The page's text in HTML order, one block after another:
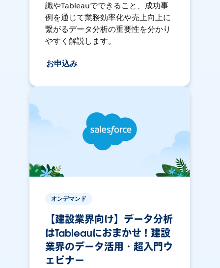
識やTableauでできること、成功事
例を通じて業務効率化や売上向上に
繋がるデータ分析の重要性を分かり
やすく解説します。
お申込み
オンデマンド
【建設業界向け】データ分析
はTableauにおまかせ！建設
業界のデータ活用・超入門ウ
ェビナー